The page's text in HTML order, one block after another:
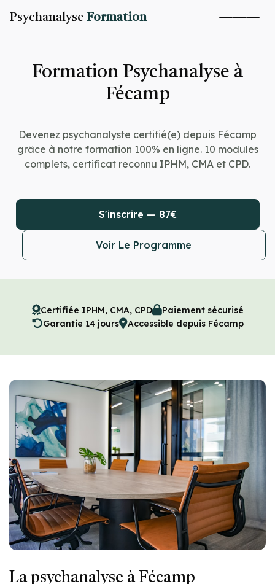
Psychanalyse Formation
Formation Psychanalyse à
Fécamp
Devenez psychanalyste certifié(e) depuis Fécamp
grâce à notre formation 100% en ligne. 10 modules
complets, certificat reconnu IPHM, CMA et CPD.
S'inscrire — 87€
Voir Le Programme
Certifiée IPHM, CMA, CPD
Paiement sécurisé
Garantie 14 jours
Accessible depuis Fécamp
La psychanalyse à Fécamp